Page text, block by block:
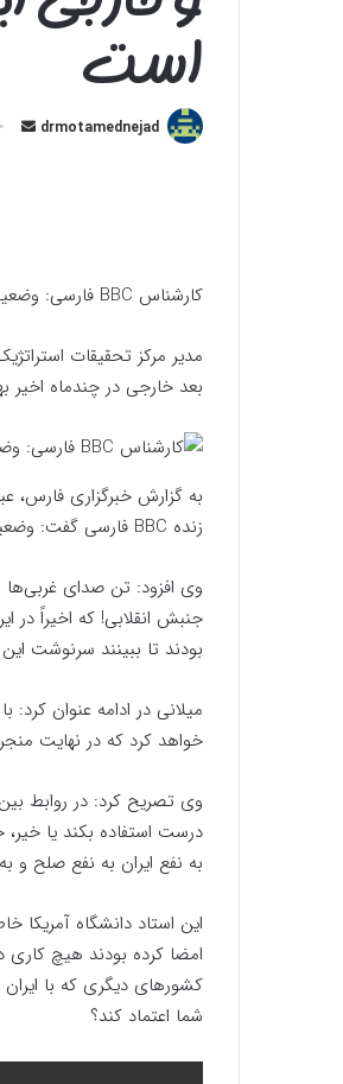
است
drmotamednejad
ارسال
کارشناس BBC فارسی: وضعیت داخلی و خارجی ایران در چندماه اخیر بهتر شده است
مدیر مرکز تحقیقات
بعد خارجی در چندماه اخیر
به گزارش خبرگزاری فارس،
زنده BBC فارسی گفت: وضعیت ایران هم از لحاظ داخلی و هم از بعد خارجی در چندماه اخیر بهتر شده است.
وی افزود: تن صدای غربی‌ها
جنبش انقلابی! که اخیراً در
بودند تا ببینند سرنوشت
میلانی در ادامه عنوان
خواهد کرد که در نهایت
وی تصریح کرد: در روابط
درست استفاده بکند یا
به نفع ایران به نفع صلح و
این استاد دانشگاه
امضا کرده بودند هیچ کاری
کشورهای دیگری که با ایران
شما اعتماد کند؟